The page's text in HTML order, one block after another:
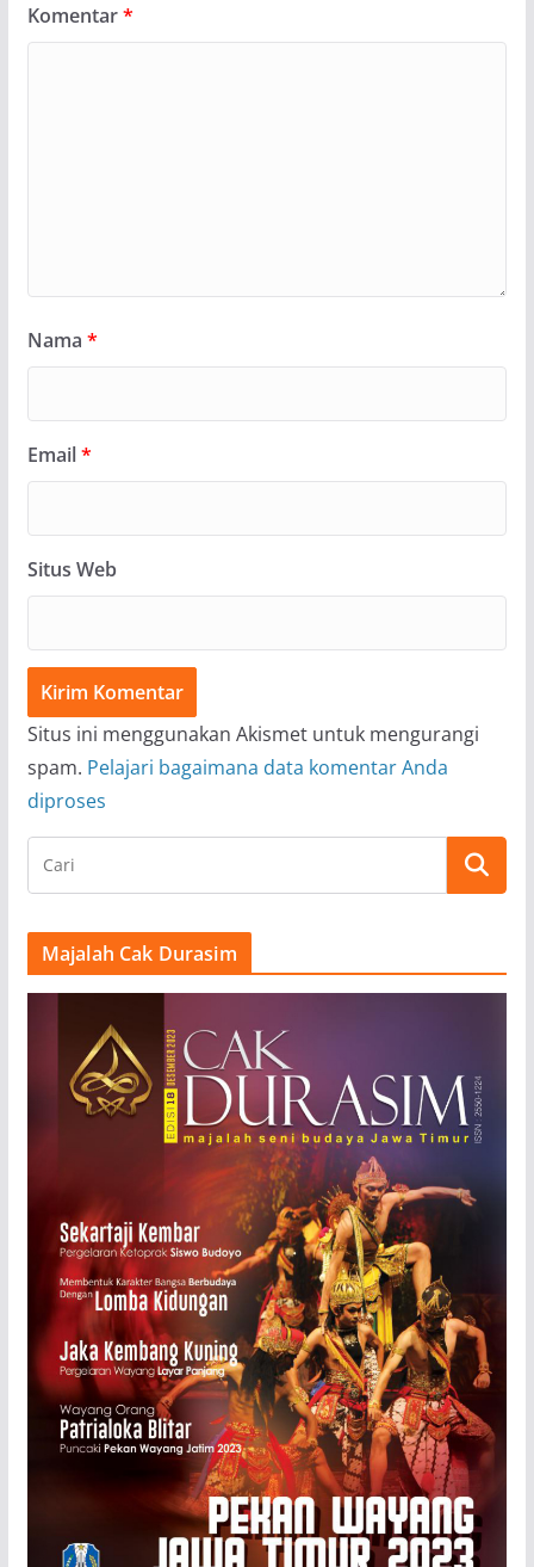
Komentar*
Nama *
Email*
Situs Web
Situs ini menggunakan Akismet untuk mengurangi
spam. Pelajari bagaimana data komentar Anda
diproses
Majalah Cak Durasim